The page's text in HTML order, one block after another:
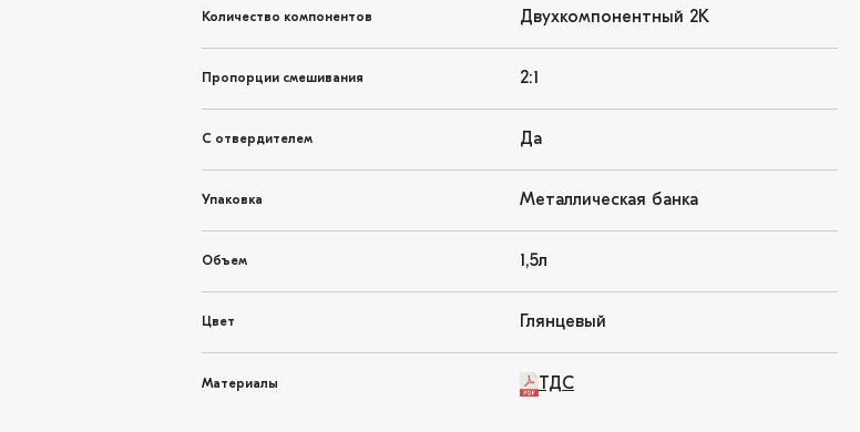
Количество компонентов Двухкомпонентный 2K
Пропорции смешивания 2:1
С отвердителем Да
Упаковка Металлическая банка
Объем 1,5л
Цвет Глянцевый
Материалы ТДС